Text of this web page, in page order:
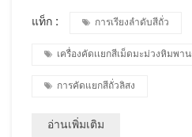
สำหรับช่วงกว้าง เนื่องจากรางน้ำได้รับ
ข้างมาก ผลิตภัณฑ์บางอย่างไม่สามาร
แท็ก : การเรียงลำดับสีถั่ว
เครื่องคัดเเยกสีเม็ดมะม่วงหิมพา
การคัดแยกสีถั่วลิสง
อ่านเพิ่มเติม